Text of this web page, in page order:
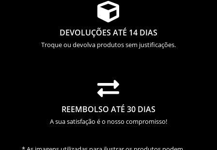

DEVOLUÇÕES ATÉ 14 DIAS
Troque ou devolva produtos sem justificações.

REEMBOLSO ATÉ 30 DIAS
A sua satisfação é o nosso compromisso!